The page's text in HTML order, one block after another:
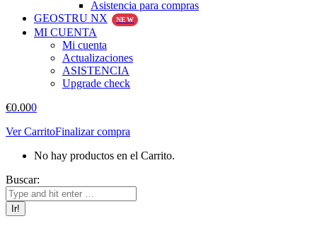
Asistencia para compras
GEOSTRU NX
NEW
MI CUENTA
Mi cuenta
Actualizaciones
ASISTENCIA
Upgrade check
€0.000
Ver CarritoFinalizar compra
No hay productos en el Carrito.
Buscar: